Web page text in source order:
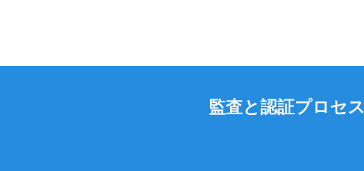
監査と認証プロセス